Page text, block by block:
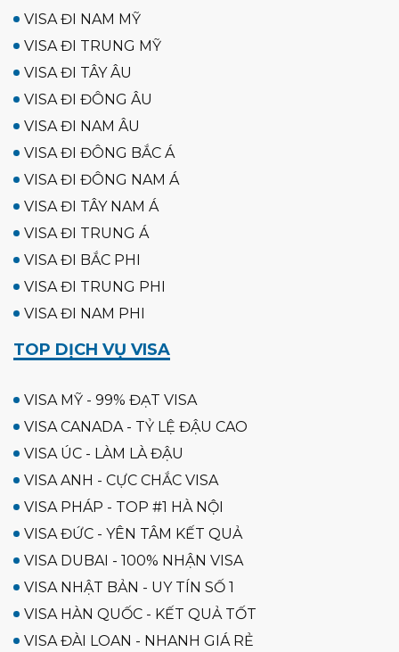
VISA ĐI NAM MỸ
VISA ĐI TRUNG MỸ
VISA ĐI TÂY ÂU
VISA ĐI ĐÔNG ÂU
VISA ĐI NAM ÂU
VISA ĐI ĐÔNG BẮC Á
VISA ĐI ĐÔNG NAM Á
VISA ĐI TÂY NAM Á
VISA ĐI TRUNG Á
VISA ĐI BẮC PHI
VISA ĐI TRUNG PHI
VISA ĐI NAM PHI
TOP DỊCH VỤ VISA
VISA MỸ - 99% ĐẠT VISA
VISA CANADA - TỶ LỆ ĐẬU CAO
VISA ÚC - LÀM LÀ ĐẬU
VISA ANH - CỰC CHẮC VISA
VISA PHÁP - TOP #1 HÀ NỘI
VISA ĐỨC - YÊN TÂM KẾT QUẢ
VISA DUBAI - 100% NHẬN VISA
VISA NHẬT BẢN - UY TÍN SỐ 1
VISA HÀN QUỐC - KẾT QUẢ TỐT
VISA ĐÀI LOAN - NHANH GIÁ RẺ